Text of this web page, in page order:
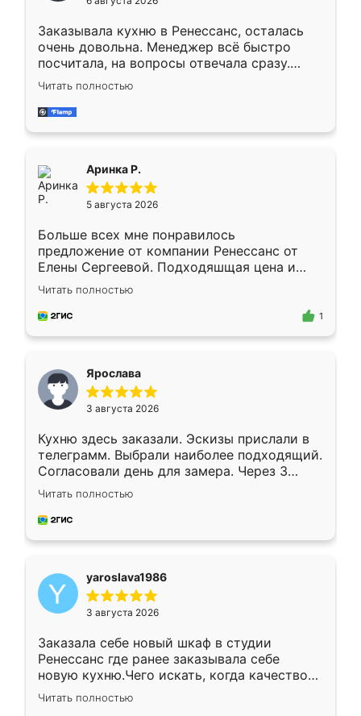
мебели буду заказывать только здесь.
Заказывала кухню в Ренессанс, осталась
очень довольна. Менеджер всё быстро
посчитала, на вопросы отвечала сразу.
Замерщик приехал в субботу, подошёл к
делу со всей ответственностью. Собрали
за день, ребята работали аккуратно, даже
Читать полностью
Аринка Р.
5 августа 2026
Больше всех мне понравилось
предложение от компании Ренессанс от
Елены Сергеевой. Подходяшщая цена и
короткие сроки изготовления. Приехавший
для замера сотрудник Владислав
предложил по моему эскизу самый
Читать полностью
1
Ярослава
3 августа 2026
Кухню здесь заказали. Эскизы прислали в
телеграмм. Выбрали наиболее подходящий.
Согласовали день для замера. Через 3
недели кухня была уже готова. Остались
довольны работой. Спасибо Ренессанс
мебель за качественную работу!
Читать полностью
yaroslava1986
3 августа 2026
Заказала себе новый шкаф в студии
Ренессанс где ранее заказывала себе
новую кухню.Чего искать, когда качеством
вполне довольна. Служит кухня уже почти
два года, нареканий нет.
Читать полностью